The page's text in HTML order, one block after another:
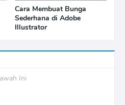
Cara Membuat Bunga
Sederhana di Adobe
Illustrator
Ini